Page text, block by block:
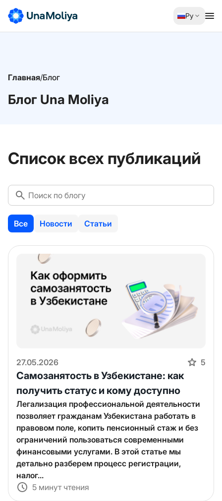
Ру
Главная/Блог
Блог Una Moliya
Список всех публикаций
Все Новости Статьи
27.05.2026 5
Самозанятость в Узбекистане: как
получить статус и кому доступно
Легализация профессиональной деятельности
позволяет гражданам Узбекистана работать в
правовом поле, копить пенсионный стаж и без
ограничений пользоваться современными
финансовыми услугами. В этой статье мы
детально разберем процесс регистрации,
налог...
5 минут чтения